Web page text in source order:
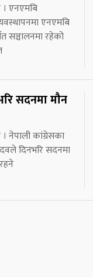
। एनएमबि
एनएमबि
सञ्चालनमा रहेको
सदनमा मौन
नेपाली कांग्रेसका
दिनभरि सदनमा